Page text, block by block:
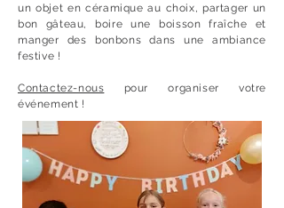
un objet en céramique au choix, partager un
bon gâteau, boire une boisson fraîche et
manger des bonbons dans une ambiance
festive !
Contactez-nous pour organiser votre
événement !